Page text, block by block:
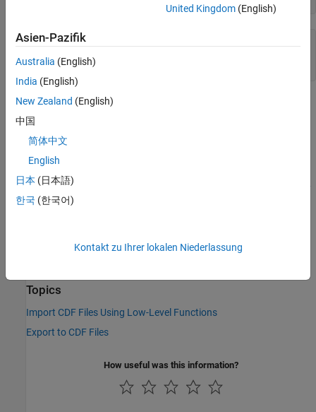
% Clean up
clear cdfId
Tips
CDFgetzVarMaxAllocRecNum
To use this function, you must be familiar with the CDF C
interface. You can access the CDF documentation at the
CDF
website
Topics
Import CDF Files Using Low-Level Functions
Export to CDF Files
How useful was this information?
United Kingdom(English)
Asien-Pazifik
Australia (English)
India (English)
New Zealand (English)
中国
简体中文
English
日本 (日本語)
한국 (한국어)
Kontakt zu Ihrer lokalen Niederlassung